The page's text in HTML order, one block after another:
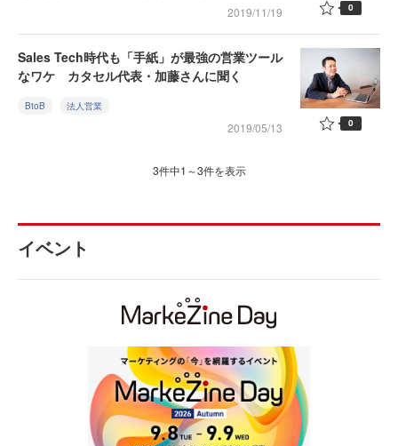
2019/11/19 0
Sales Tech時代も「手紙」が最強の営業ツール
なワケ カタセル代表・加藤さんに聞く
BtoB 法人営業
2019/05/13 0
3件中1～3件を表示
イベント